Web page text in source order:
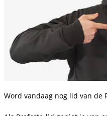
Word vandaag nog lid van de